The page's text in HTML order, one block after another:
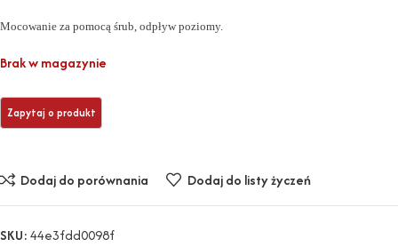
Mocowanie za pomocą śrub, odpływ poziomy.
Brak w magazynie
Dodaj do porównania Dodaj do listy życzeń
SKU:44e3fdd0098f